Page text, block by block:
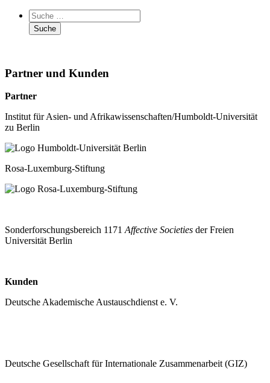
Partner und Kunden
Partner
Institut für Asien- und Afrikawissenschaften/Humboldt-Universität
zu Berlin
Rosa-Luxemburg-Stiftung
Sonderforschungsbereich 1171Affective Societies der Freien
Universität Berlin
Kunden
Deutsche Akademische Austauschdienst e. V.
Deutsche Gesellschaft für Internationale Zusammenarbeit (GIZ)